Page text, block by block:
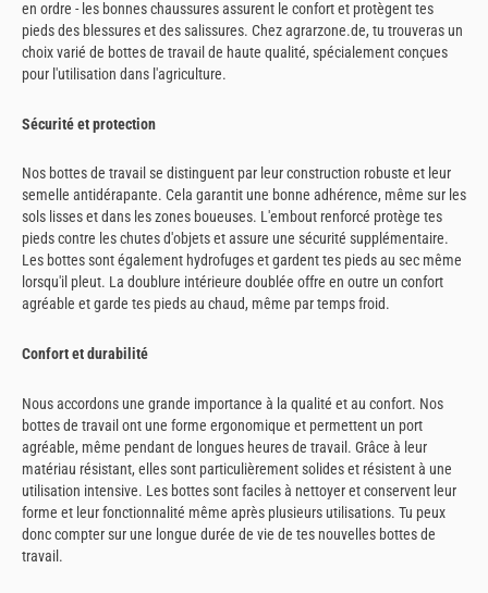
en ordre - les bonnes chaussures assurent le confort et protègent tes
pieds des blessures et des salissures. Chez agrarzone.de, tu trouveras un
choix varié de bottes de travail de haute qualité, spécialement conçues
pour l'utilisation dans l'agriculture.
Sécurité et protection
Nos bottes de travail se distinguent par leur construction robuste et leur
semelle antidérapante. Cela garantit une bonne adhérence, même sur les
sols lisses et dans les zones boueuses. L'embout renforcé protège tes
pieds contre les chutes d'objets et assure une sécurité supplémentaire.
Les bottes sont également hydrofuges et gardent tes pieds au sec même
lorsqu'il pleut. La doublure intérieure doublée offre en outre un confort
agréable et garde tes pieds au chaud, même par temps froid.
Confort et durabilité
Nous accordons une grande importance à la qualité et au confort. Nos
bottes de travail ont une forme ergonomique et permettent un port
agréable, même pendant de longues heures de travail. Grâce à leur
matériau résistant, elles sont particulièrement solides et résistent à une
utilisation intensive. Les bottes sont faciles à nettoyer et conservent leur
forme et leur fonctionnalité même après plusieurs utilisations. Tu peux
donc compter sur une longue durée de vie de tes nouvelles bottes de
travail.